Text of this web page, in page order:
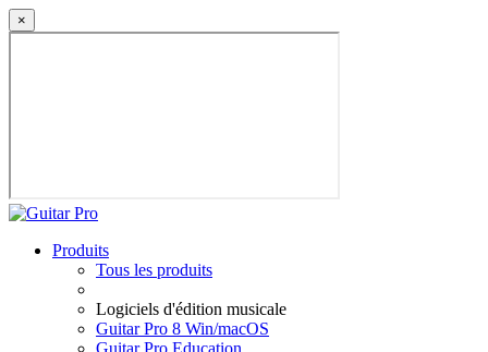
×
Produits
Tous les produits
Logiciels d'édition musicale
Guitar Pro 8 Win/macOS
Guitar Pro Education